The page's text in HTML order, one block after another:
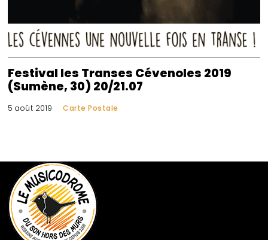
Festival les Transes Cévenoles 2019
(Sumène, 30) 20/21.07
5 août 2019 Carte Postale